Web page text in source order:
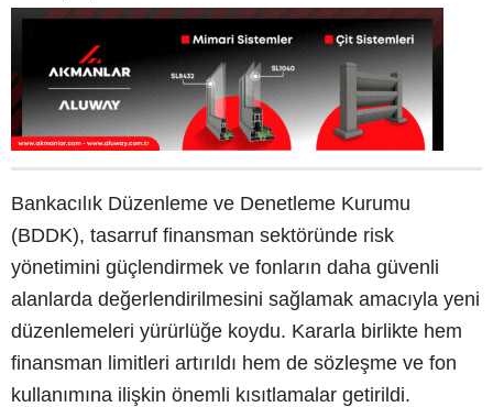
Bankacılık Düzenleme ve Denetleme Kurumu
(BDDK), tasarruf finansman sektöründe risk
yönetimini güçlendirmek ve fonların daha güvenli
alanlarda değerlendirilmesini sağlamak amacıyla yeni
düzenlemeleri yürürlüğe koydu. Kararla birlikte hem
finansman limitleri artırıldı hem de sözleşme ve fon
kullanımına ilişkin önemli kısıtlamalar getirildi.